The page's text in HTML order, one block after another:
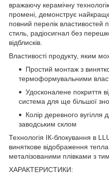
вражаючу керамічну
промені, демонструє
повний перелік властивостей
стиль, радіосигнал без
відблисків.
Властивості продукту, яким
Простий монтаж з
термоформувальними
Удосконалене покриття
система для ще більшої
Колір деревного вугілля
заводським склом
Технологія ІК-блокування в
виняткове відображення
металізованими плівками з
ХАРАКТЕРИСТИКИ: